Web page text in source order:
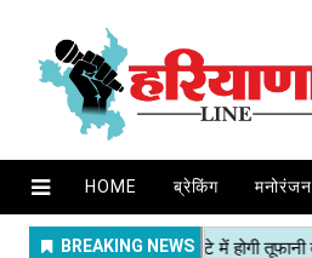
HOME ब्रेकिंग मनोरंजन